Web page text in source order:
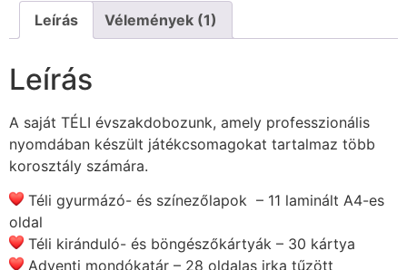
Leírás Vélemények (1)
Leírás
A saját TÉLI évszakdobozunk, amely professzionális
nyomdában készült játékcsomagokat tartalmaz több
korosztály számára.
Téli gyurmázó- és színezőlapok – 11 laminált A4-es
oldal
Téli kiránduló- és böngészőkártyák – 30 kártya
Adventi mondókatár – 28 oldalas irka tűzött